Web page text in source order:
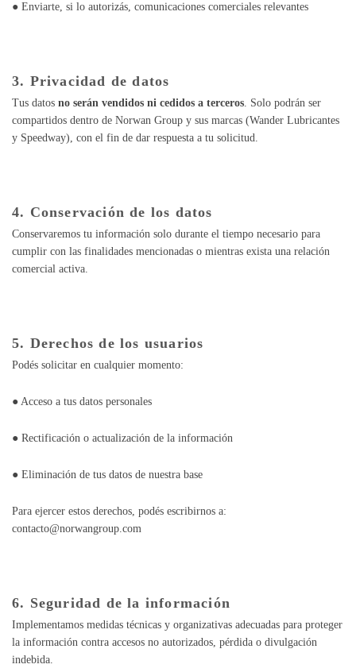
● Enviarte, si lo autorizás, comunicaciones comerciales relevantes
3. Privacidad de datos
Tus datos no serán vendidos ni cedidos a terceros. Solo podrán ser
compartidos dentro de Norwan Group y sus marcas (Wander Lubricantes
y Speedway), con el fin de dar respuesta a tu solicitud.
4. Conservación de los datos
Conservaremos tu información solo durante el tiempo necesario para
cumplir con las finalidades mencionadas o mientras exista una relación
comercial activa.
5. Derechos de los usuarios
Podés solicitar en cualquier momento:
● Acceso a tus datos personales
● Rectificación o actualización de la información
● Eliminación de tus datos de nuestra base
Para ejercer estos derechos, podés escribirnos a:
contacto@norwangroup.com
6. Seguridad de la información
Implementamos medidas técnicas y organizativas adecuadas para proteger
la información contra accesos no autorizados, pérdida o divulgación
indebida.